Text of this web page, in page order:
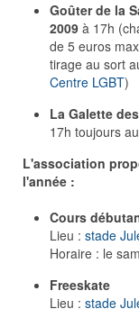
Goûter de la
2009 à 17h
de 5 euros
tirage au sort
Centre LGBT)
La Galette
17h toujours
L'association
l'année :
Cours
Lieu : stade
Horaire : le
Freeskate
Lieu : stade